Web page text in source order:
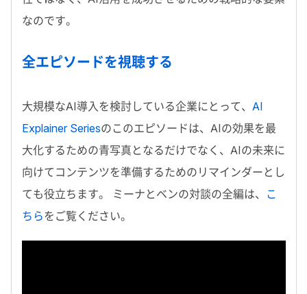
なのです。
全エピソードを視聴する
大規模なAI導入を検討している企業にとって、 AI
Explainer Seriesのこのエピソードは、 AIの効果を最
大化するための青写真となるだけでなく、 AIの未来に
向けてコンテンツを準備するためのリマインダーとし
ても役立ちます。
ミーナとベンの対談の全編は、 こ
ちらをご覧ください。